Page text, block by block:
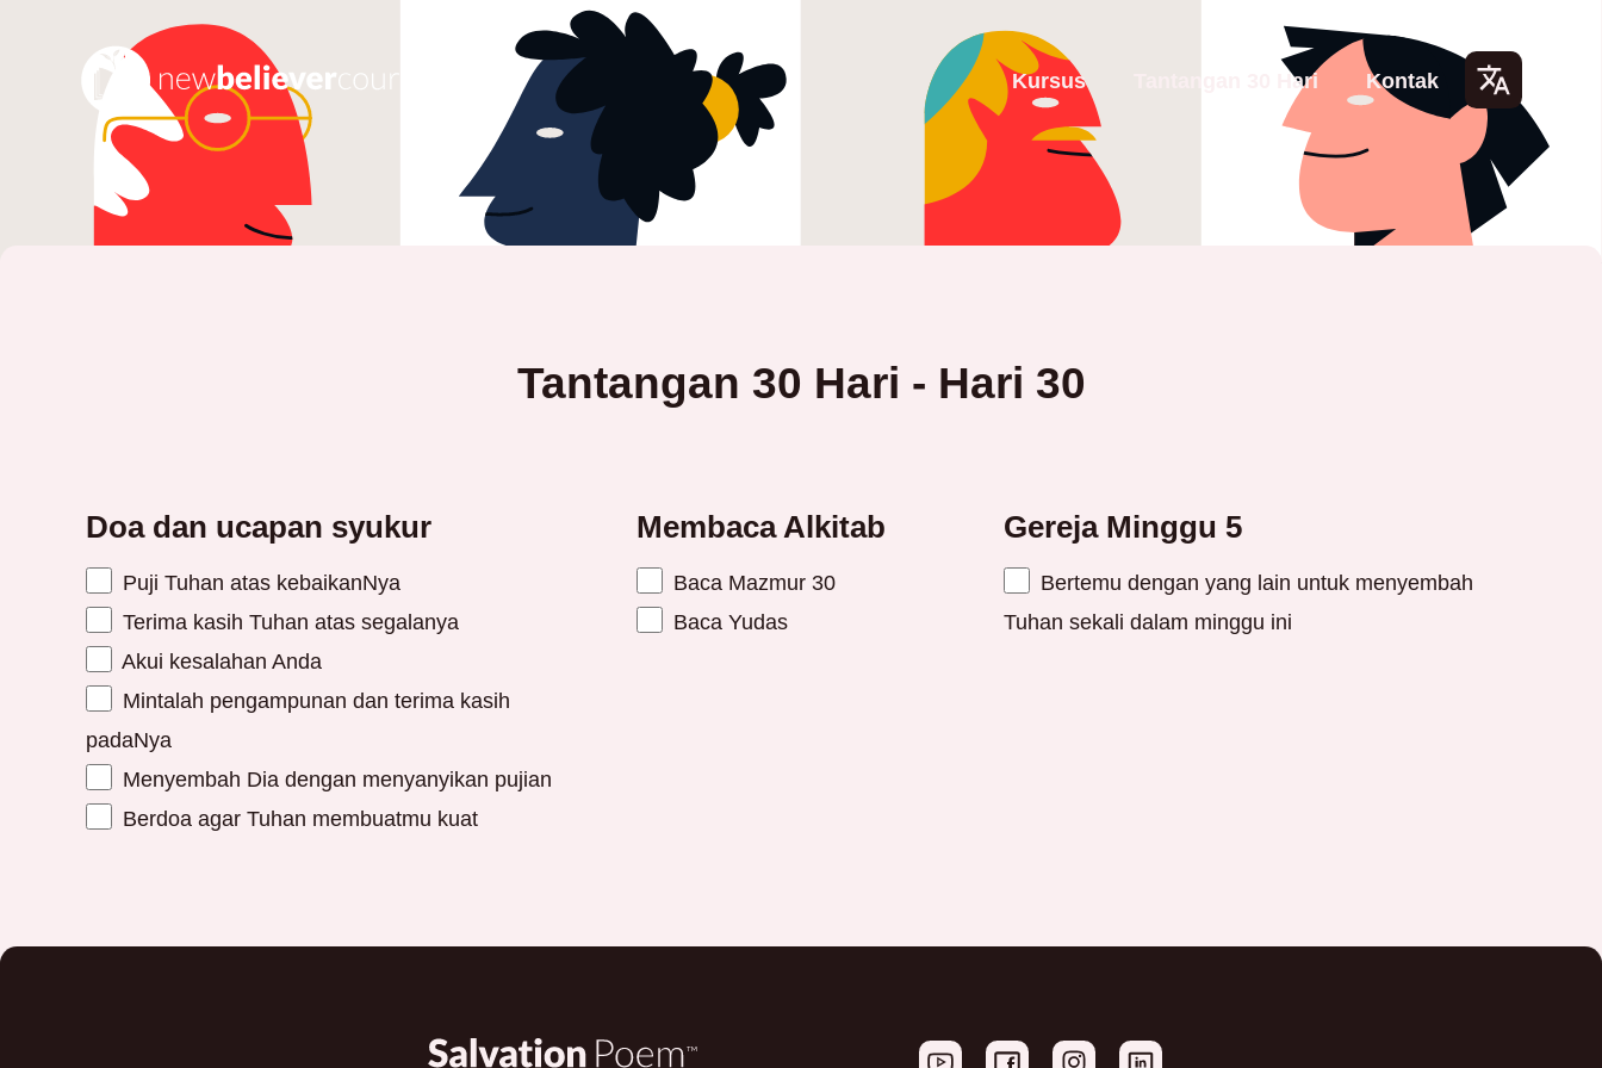
Lang
uage
Kursus Tantangan 30 Hari Kontak
Tantangan 30 Hari - Hari 30
Doa dan ucapan syukur
Puji Tuhan atas kebaikanNya
Terima kasih Tuhan atas segalanya
Akui kesalahan Anda
Mintalah pengampunan dan terima kasih
padaNya
Menyembah Dia dengan menyanyikan pujian
Berdoa agar Tuhan membuatmu kuat
Membaca Alkitab
Baca Mazmur 30
Baca Yudas
Gereja Minggu 5
Bertemu dengan yang lain untuk menyembah
Tuhan sekali dalam minggu ini